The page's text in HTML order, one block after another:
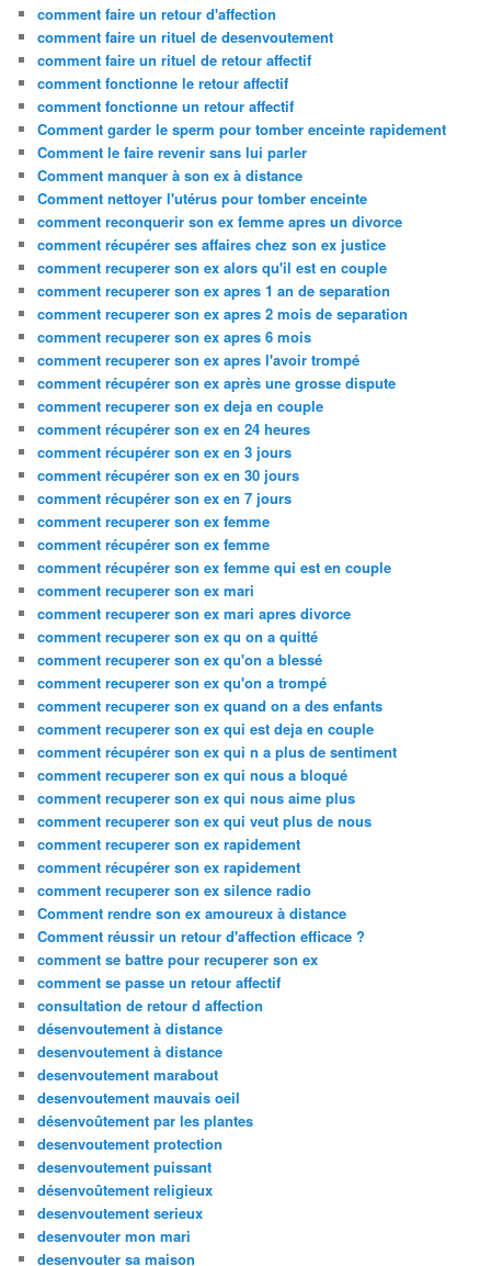
comment faire un retour d'affection
comment faire un rituel de desenvoutement
comment faire un rituel de retour affectif
comment fonctionne le retour affectif
comment fonctionne un retour affectif
Comment garder le sperm pour tomber enceinte rapidement
Comment le faire revenir sans lui parler
Comment manquer à son ex à distance
Comment nettoyer l'utérus pour tomber enceinte
comment reconquerir son ex femme apres un divorce
comment récupérer ses affaires chez son ex justice
comment recuperer son ex alors qu'il est en couple
comment recuperer son ex apres 1 an de separation
comment recuperer son ex apres 2 mois de separation
comment recuperer son ex apres 6 mois
comment recuperer son ex apres l'avoir trompé
comment récupérer son ex après une grosse dispute
comment recuperer son ex deja en couple
comment récupérer son ex en 24 heures
comment récupérer son ex en 3 jours
comment récupérer son ex en 30 jours
comment récupérer son ex en 7 jours
comment recuperer son ex femme
comment récupérer son ex femme
comment récupérer son ex femme qui est en couple
comment recuperer son ex mari
comment recuperer son ex mari apres divorce
comment recuperer son ex qu on a quitté
comment recuperer son ex qu'on a blessé
comment recuperer son ex qu'on a trompé
comment recuperer son ex quand on a des enfants
comment recuperer son ex qui est deja en couple
comment récupérer son ex qui n a plus de sentiment
comment recuperer son ex qui nous a bloqué
comment recuperer son ex qui nous aime plus
comment recuperer son ex qui veut plus de nous
comment recuperer son ex rapidement
comment récupérer son ex rapidement
comment recuperer son ex silence radio
Comment rendre son ex amoureux à distance
Comment réussir un retour d'affection efficace ?
comment se battre pour recuperer son ex
comment se passe un retour affectif
consultation de retour d affection
désenvoutement à distance
desenvoutement à distance
desenvoutement marabout
desenvoutement mauvais oeil
désenvoûtement par les plantes
desenvoutement protection
desenvoutement puissant
désenvoûtement religieux
desenvoutement serieux
desenvouter mon mari
desenvouter sa maison